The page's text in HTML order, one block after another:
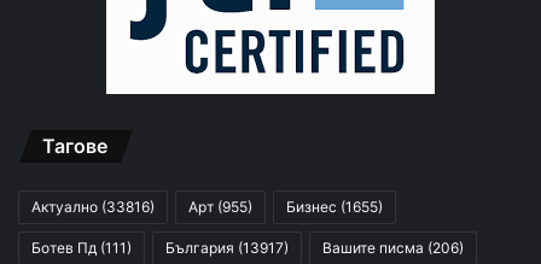
Тагове
Актуално (33816) Арт (955) Бизнес (1655)
Ботев Пд (111) България (13917) Вашите писма (206)